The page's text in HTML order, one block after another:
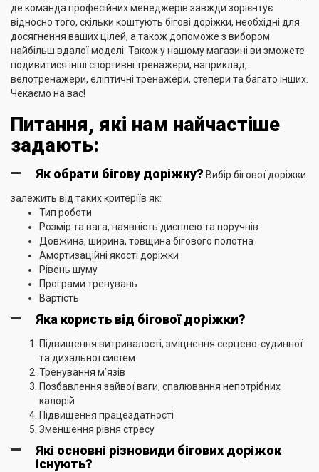
де команда професійних менеджерів завжди зорієнтує
відносно того, скільки коштують бігові доріжки, необхідні для
досягнення ваших цілей, а також допоможе з вибором
найбільш вдалої моделі. Також у нашому магазині ви зможете
подивитися інші спортивні тренажери, наприклад,
велотренажери, еліптичні тренажери, степери та багато інших.
Чекаємо на вас!
Питання, які нам найчастіше
задають:
Як обрати бігову доріжку? Вибір бігової доріжки
залежить від таких критеріїв як:
Тип роботи
Розмір та вага, наявність дисплею та поручнів
Довжина, ширина, товщина бігового полотна
Амортизаційні якості доріжки
Рівень шуму
Програми тренувань
Вартість
Яка користь від бігової доріжки?
Підвищення витривалості, зміцнення серцево-судинної
та дихальної систем
Тренування м’язів
Позбавлення зайвої ваги, спалювання непотрібних
калорій
Підвищення працездатності
Зменшення рівня стресу
Які основні різновиди бігових доріжок
існують?